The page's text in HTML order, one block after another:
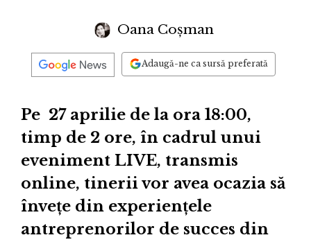
Oana Coșman
Adaugă-ne ca sursă preferată
Pe 27 aprilie de la ora 18:00,
timp de 2 ore, în cadrul unui
eveniment LIVE, transmis
online, tinerii vor avea ocazia să
învețe din experiențele
antreprenorilor de succes din